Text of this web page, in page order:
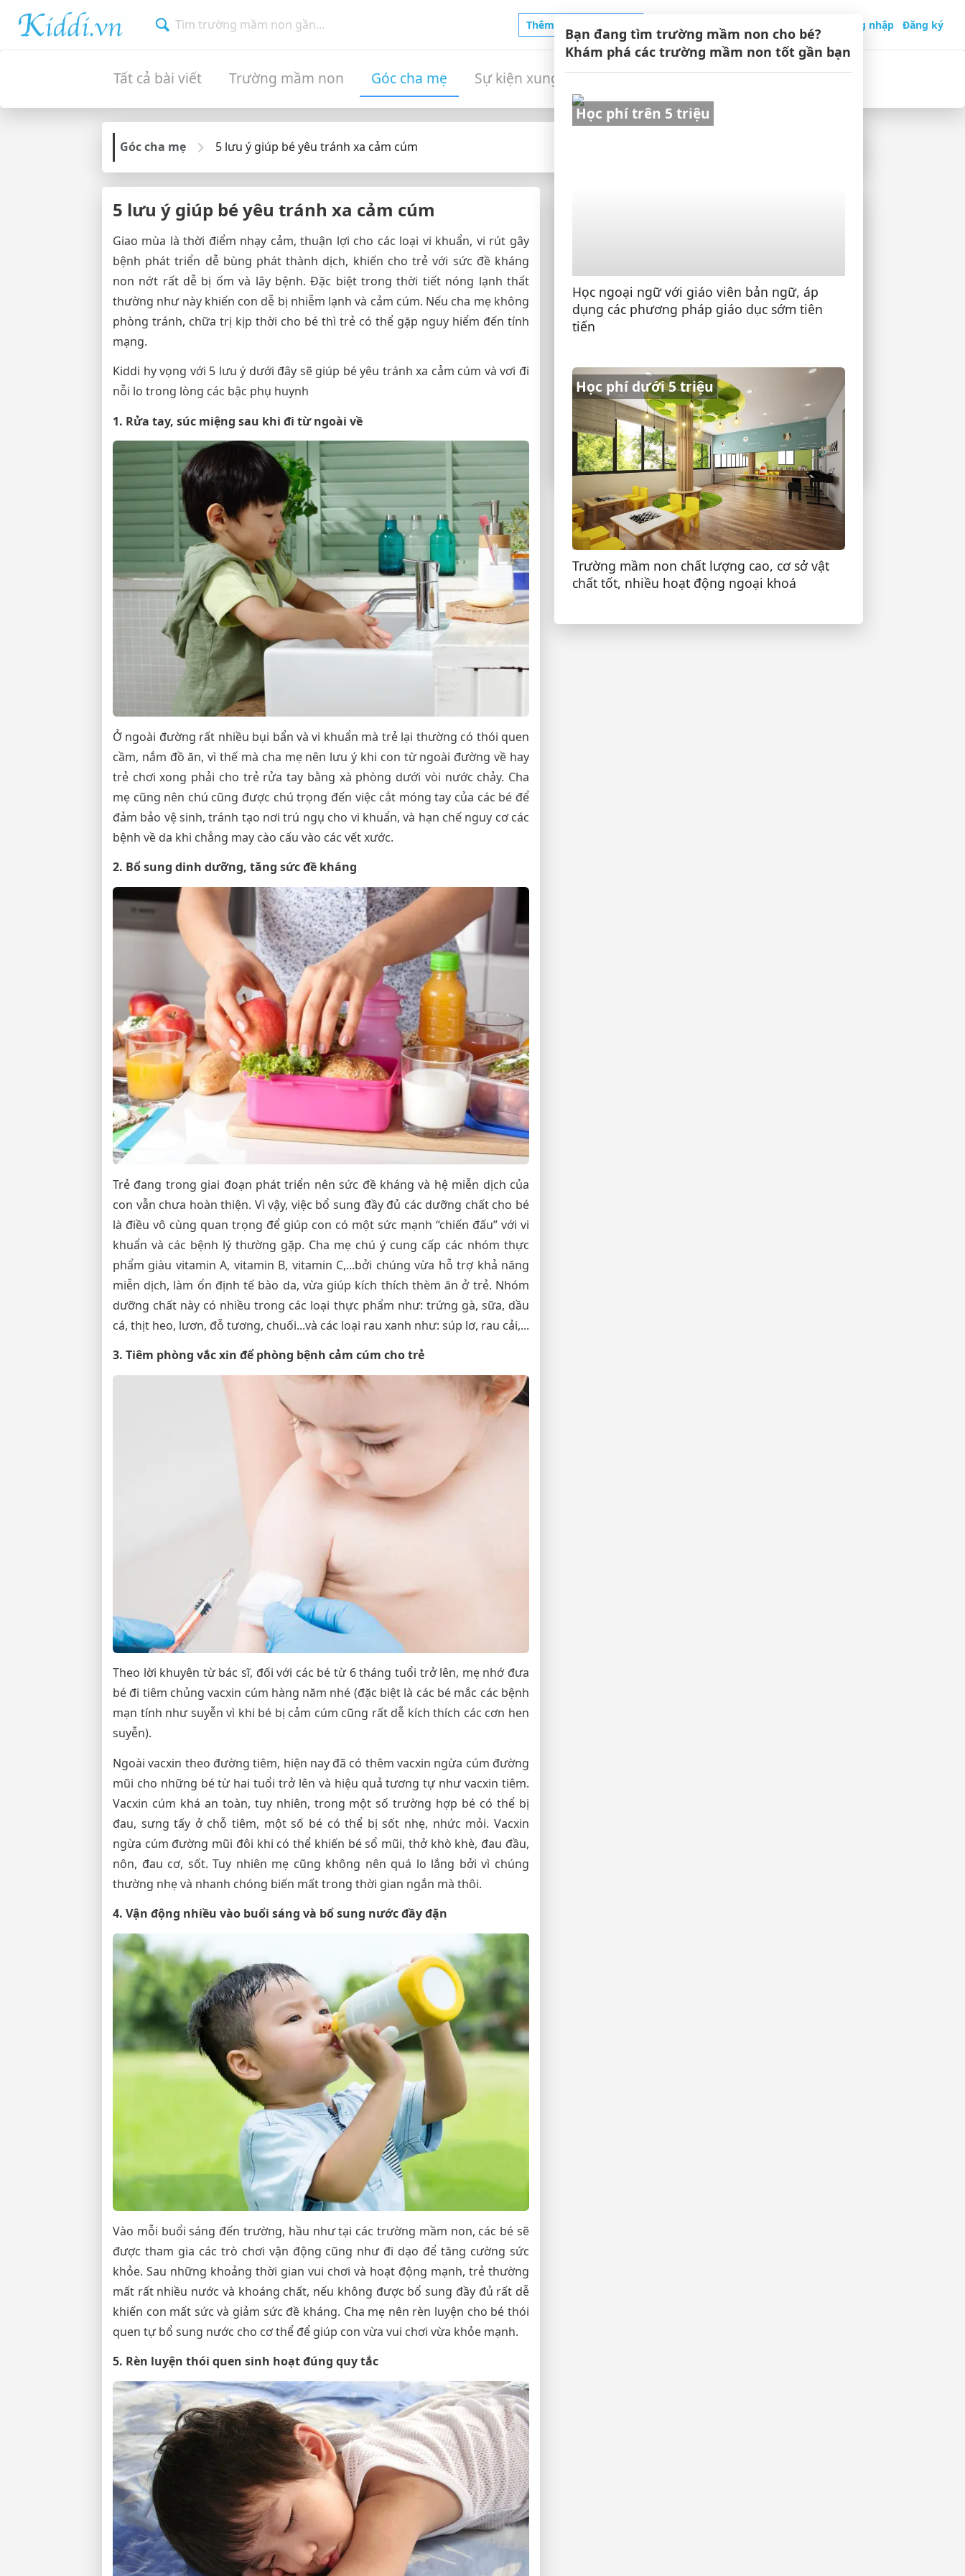
Thêm trường của bạn Chủ trường Đăng nhập Đăng ký
Tất cả bài viết Trường mầm non Góc cha mẹ Sự kiện xung quanh Hướng dẫn sử dụng
Góc cha mẹ 5 lưu ý giúp bé yêu tránh xa cảm cúm
5 lưu ý giúp bé yêu tránh xa cảm cúm
Giao mùa là thời điểm nhạy cảm, thuận lợi cho các loại vi khuẩn, vi rút gây
bệnh phát triển dễ bùng phát thành dịch, khiến cho trẻ với sức đề kháng
non nớt rất dễ bị ốm và lây bệnh. Đặc biệt trong thời tiết nóng lạnh thất
thường như này khiến con dễ bị nhiễm lạnh và cảm cúm. Nếu cha mẹ không
phòng tránh, chữa trị kịp thời cho bé thì trẻ có thể gặp nguy hiểm đến tính
mạng.
Kiddi hy vọng với 5 lưu ý dưới đây sẽ giúp bé yêu tránh xa cảm cúm và vơi đi
nỗi lo trong lòng các bậc phụ huynh
1. Rửa tay, súc miệng sau khi đi từ ngoài về
Ở ngoài đường rất nhiều bụi bẩn và vi khuẩn mà trẻ lại thường có thói quen
cầm, nắm đồ ăn, vì thế mà cha mẹ nên lưu ý khi con từ ngoài đường về hay
trẻ chơi xong phải cho trẻ rửa tay bằng xà phòng dưới vòi nước chảy. Cha
mẹ cũng nên chú cũng được chú trọng đến việc cắt móng tay của các bé để
đảm bảo vệ sinh, tránh tạo nơi trú ngụ cho vi khuẩn, và hạn chế nguy cơ các
bệnh về da khi chẳng may cào cấu vào các vết xước.
2. Bổ sung dinh dưỡng, tăng sức đề kháng
Trẻ đang trong giai đoạn phát triển nên sức đề kháng và hệ miễn dịch của
con vẫn chưa hoàn thiện. Vì vậy, việc bổ sung đầy đủ các dưỡng chất cho bé
là điều vô cùng quan trọng để giúp con có một sức mạnh “chiến đấu” với vi
khuẩn và các bệnh lý thường gặp. Cha mẹ chú ý cung cấp các nhóm thực
phẩm giàu vitamin A, vitamin B, vitamin C,...bởi chúng vừa hỗ trợ khả năng
miễn dịch, làm ổn định tế bào da, vừa giúp kích thích thèm ăn ở trẻ. Nhóm
dưỡng chất này có nhiều trong các loại thực phẩm như: trứng gà, sữa, dầu
cá, thịt heo, lươn, đỗ tương, chuối...và các loại rau xanh như: súp lơ, rau cải,...
3. Tiêm phòng vắc xin để phòng bệnh cảm cúm cho trẻ
Theo lời khuyên từ bác sĩ, đối với các bé từ 6 tháng tuổi trở lên, mẹ nhớ đưa
bé đi tiêm chủng vacxin cúm hàng năm nhé (đặc biệt là các bé mắc các bệnh
mạn tính như suyễn vì khi bé bị cảm cúm cũng rất dễ kích thích các cơn hen
suyễn).
Ngoài vacxin theo đường tiêm, hiện nay đã có thêm vacxin ngừa cúm đường
mũi cho những bé từ hai tuổi trở lên và hiệu quả tương tự như vacxin tiêm.
Vacxin cúm khá an toàn, tuy nhiên, trong một số trường hợp bé có thể bị
đau, sưng tấy ở chỗ tiêm, một số bé có thể bị sốt nhẹ, nhức mỏi. Vacxin
ngừa cúm đường mũi đôi khi có thể khiến bé sổ mũi, thở khò khè, đau đầu,
nôn, đau cơ, sốt. Tuy nhiên mẹ cũng không nên quá lo lắng bởi vì chúng
thường nhẹ và nhanh chóng biến mất trong thời gian ngắn mà thôi.
4. Vận động nhiều vào buổi sáng và bổ sung nước đầy đặn
Vào mỗi buổi sáng đến trường, hầu như tại các trường mầm non, các bé sẽ
được tham gia các trò chơi vận động cũng như đi dạo để tăng cường sức
khỏe. Sau những khoảng thời gian vui chơi và hoạt động mạnh, trẻ thường
mất rất nhiều nước và khoáng chất, nếu không được bổ sung đầy đủ rất dễ
khiến con mất sức và giảm sức đề kháng. Cha mẹ nên rèn luyện cho bé thói
quen tự bổ sung nước cho cơ thể để giúp con vừa vui chơi vừa khỏe mạnh.
5. Rèn luyện thói quen sinh hoạt đúng quy tắc
Trường mầm non
Tại sao lần đầu bé đi học hay đau ốm? -
Góc cha mẹ
Bí quyết để con hòa nhập và ít khóc khi
lần đầu tới trường
Góc cha mẹ
Bạn đang tìm trường mầm non cho bé?
Khám phá các trường mầm non tốt gần bạn
Học phí trên 5 triệu
Học ngoại ngữ với giáo viên bản ngữ, áp
dụng các phương pháp giáo dục sớm tiên
tiến
Học phí dưới 5 triệu
Trường mầm non chất lượng cao, cơ sở vật
chất tốt, nhiều hoạt động ngoại khoá